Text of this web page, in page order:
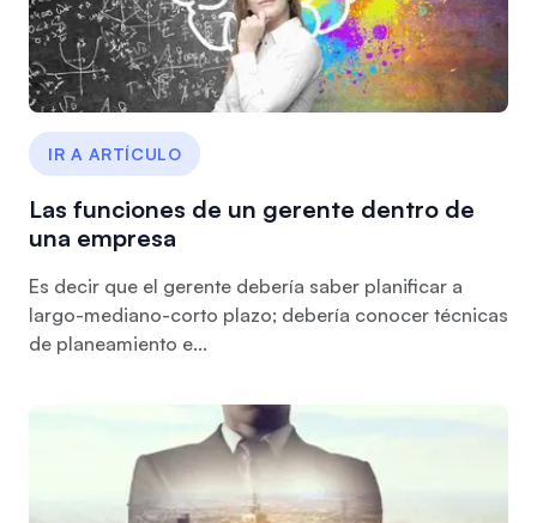
IR A ARTÍCULO
Las funciones de un gerente dentro de
una empresa
Es decir que el gerente debería saber planificar a
largo-mediano-corto plazo; debería conocer técnicas
de planeamiento e...